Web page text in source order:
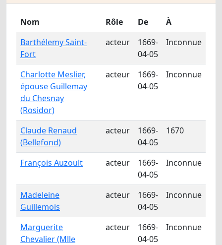
Nom Rôle De
À
Barthélemy Saint-
Fort
acteur
1669-
04-05
Inconnue
Charlotte Meslier,
épouse Guillemay
du Chesnay
(Rosidor)
acteur
1669-
04-05
Inconnue
Claude Renaud
(Bellefond)
acteur
1669-
04-05
1670
François Auzoult acteur
1669-
04-05
Inconnue
Madeleine
Guillemois
acteur
1669-
04-05
Inconnue
Marguerite
Chevalier (Mlle
acteur
1669-
04-05
Inconnue